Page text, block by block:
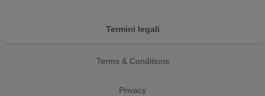
Termini legali
Terms & Conditions
Privacy